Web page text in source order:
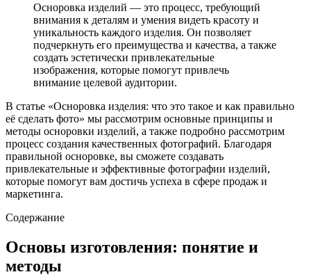
Осноровка изделий — это процесс, требующий
внимания к деталям и умения видеть красоту и
уникальность каждого изделия. Он позволяет
подчеркнуть его преимущества и качества, а также
создать эстетически привлекательные
изображения, которые помогут привлечь
внимание целевой аудитории.
В статье «Осноровка изделия: что это такое и как правильно
её сделать фото» мы рассмотрим основные принципы и
методы осноровки изделий, а также подробно рассмотрим
процесс создания качественных фотографий. Благодаря
правильной осноровке, вы сможете создавать
привлекательные и эффективные фотографии изделий,
которые помогут вам достичь успеха в сфере продаж и
маркетинга.
Содержание
Основы изготовления: понятие и
методы